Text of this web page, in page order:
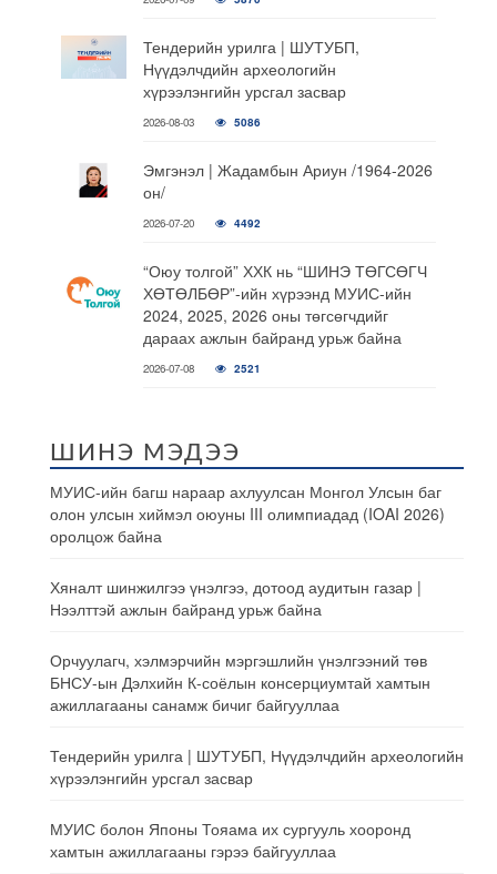
Тендерийн урилга | ШУТУБП,
Нүүдэлчдийн археологийн
хүрээлэнгийн урсгал засвар
2026-08-03 5086
Эмгэнэл | Жадамбын Ариун /1964-2026
он/
2026-07-20 4492
“Оюу толгой” ХХК нь “ШИНЭ ТӨГСӨГЧ
ХӨТӨЛБӨР”-ийн хүрээнд МУИС-ийн
2024, 2025, 2026 оны төгсөгчдийг
дараах ажлын байранд урьж байна
2026-07-08 2521
ШИНЭ МЭДЭЭ
МУИС-ийн багш нараар ахлуулсан Монгол Улсын баг
олон улсын хиймэл оюуны III олимпиадад (IOAI 2026)
оролцож байна
Хяналт шинжилгээ үнэлгээ, дотоод аудитын газар |
Нээлттэй ажлын байранд урьж байна
Орчуулагч, хэлмэрчийн мэргэшлийн үнэлгээний төв
БНСУ-ын Дэлхийн К-соёлын консерциумтай хамтын
ажиллагааны санамж бичиг байгууллаа
Тендерийн урилга | ШУТУБП, Нүүдэлчдийн археологийн
хүрээлэнгийн урсгал засвар
МУИС болон Японы Тояама их сургууль хооронд
хамтын ажиллагааны гэрээ байгууллаа